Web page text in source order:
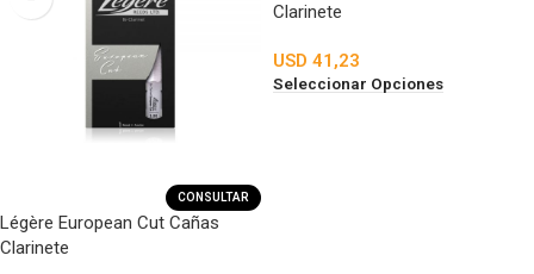
CONSULTAR
Légère European Cut Cañas
Clarinete
Clarinete
USD 41,23
Seleccionar Opciones